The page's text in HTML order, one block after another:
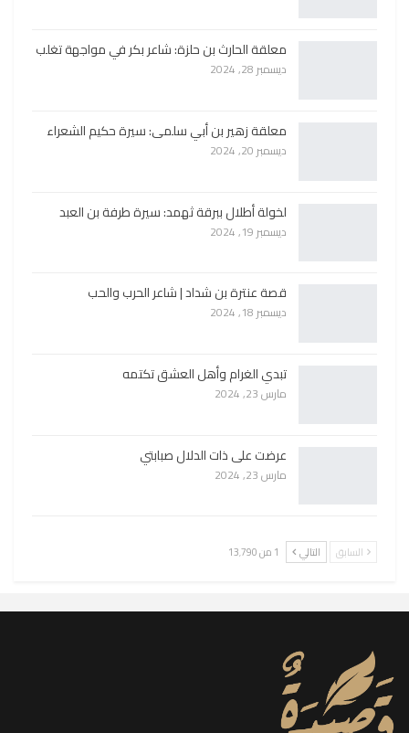
معلقة الحارث بن حلزة: شاعر بكر في مواجهة تغلب
ديسمبر 28, 2024
معلقة زهير بن أبي سلمى: سيرة حكيم الشعراء
ديسمبر 20, 2024
لخولة أطلال ببرقة ثهمد: سيرة طرفة بن العبد
ديسمبر 19, 2024
قصة عنترة بن شداد | شاعر الحرب والحب
ديسمبر 18, 2024
تبدي الغرام وأهل العشق تكتمه
مارس 23, 2024
عرضت على ذات الدلال صبابتي
مارس 23, 2024
السابق التالي 1 من 13٬790